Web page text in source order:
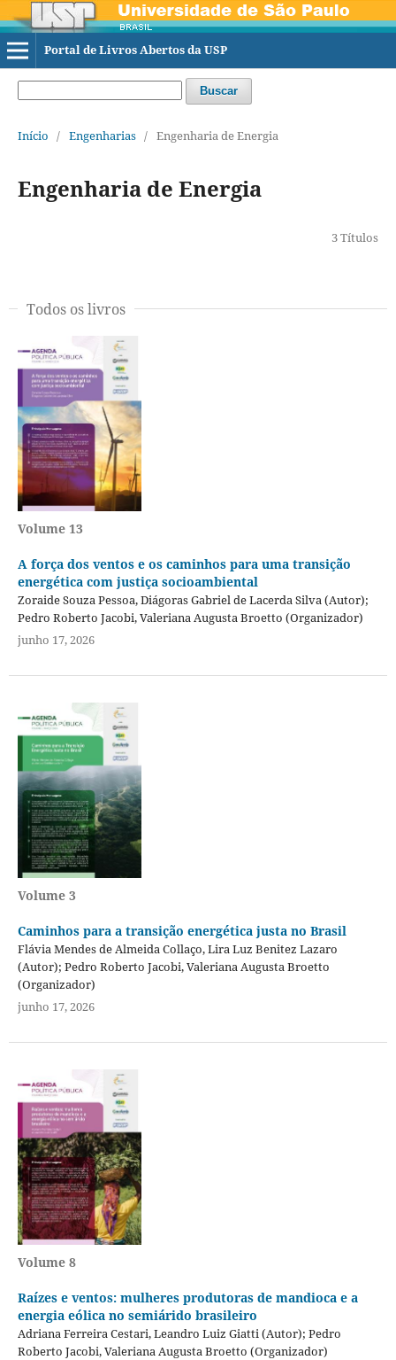
Portal de Livros Abertos da USP
Buscar
Início / Engenharias / Engenharia de Energia
Engenharia de Energia
3 Títulos
Todos os livros
Volume 13
A força dos ventos e os caminhos para uma transição
energética com justiça socioambiental
Zoraide Souza Pessoa, Diágoras Gabriel de Lacerda Silva (Autor);
Pedro Roberto Jacobi, Valeriana Augusta Broetto (Organizador)
junho 17, 2026
Volume 3
Caminhos para a transição energética justa no Brasil
Flávia Mendes de Almeida Collaço, Lira Luz Benitez Lazaro
(Autor); Pedro Roberto Jacobi, Valeriana Augusta Broetto
(Organizador)
junho 17, 2026
Volume 8
Raízes e ventos: mulheres produtoras de mandioca e a
energia eólica no semiárido brasileiro
Adriana Ferreira Cestari, Leandro Luiz Giatti (Autor); Pedro
Roberto Jacobi, Valeriana Augusta Broetto (Organizador)